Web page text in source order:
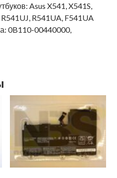
Asus X541, X541S,
R541UA, F541UA
0B110-00440000,